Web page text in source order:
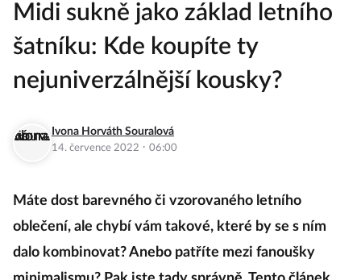
Midi sukně jako základ letního
šatníku: Kde koupíte ty
nejuniverzálnější kousky?
Ivona Horváth Souralová
14. července 2022 · 06:00
Máte dost barevného či vzorovaného letního
oblečení, ale chybí vám takové, které by se s ním
dalo kombinovat? Anebo patříte mezi fanoušky